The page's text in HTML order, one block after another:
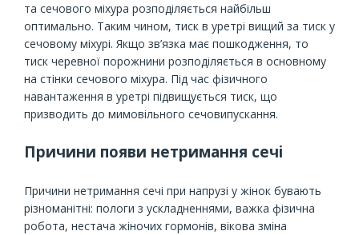
та сечового міхура розподіляється найбільш
оптимально. Таким чином, тиск в уретрі вищий за тиск у
сечовому міхурі. Якщо зв’язка має пошкодження, то
тиск черевної порожнини розподіляється в основному
на стінки сечового міхура. Під час фізичного
навантаження в уретрі підвищується тиск, що
призводить до мимовільного сечовипускання.
Причини появи нетримання сечі
Причини нетримання сечі при напрузі у жінок бувають
різноманітні: пологи з ускладненнями, важка фізична
робота, нестача жіночих гормонів, вікова зміна